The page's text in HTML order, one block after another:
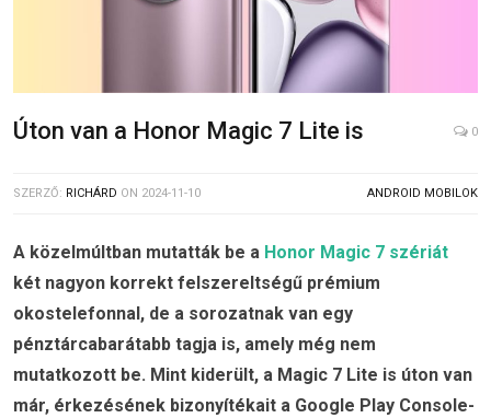
Úton van a Honor Magic 7 Lite is 0
SZERZŐ: RICHÁRD ON 2024-11-10 ANDROID MOBILOK
A közelmúltban mutatták be a Honor Magic 7 szériát
két nagyon korrekt felszereltségű prémium
okostelefonnal, de a sorozatnak van egy
pénztárcabarátabb tagja is, amely még nem
mutatkozott be. Mint kiderült, a Magic 7 Lite is úton van
már, érkezésének bizonyítékait a Google Play Console-